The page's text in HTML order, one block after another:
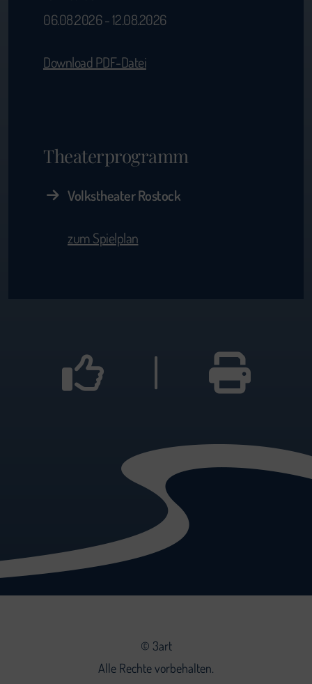
06.08.2026 - 12.08.2026
Download PDF-Datei
Theaterprogramm
Volkstheater Rostock
zum Spielplan
|
© 3art
Alle Rechte vorbehalten.